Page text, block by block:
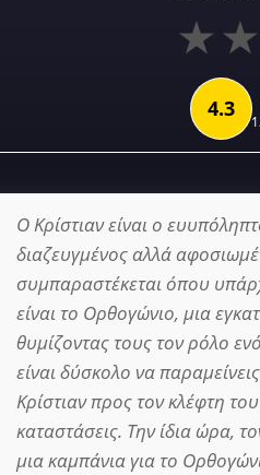
4.3
Ο Κρίστιαν είναι ο
διαζευγμένος αλλά
συμπαραστέκεται όπου
είναι το Ορθογώνιο, μια
θυμίζοντας τους τον ρόλο
είναι δύσκολο να
Κρίστιαν προς τον κλέφτη
καταστάσεις. Την ίδια ώρα,
μια καμπάνια για το